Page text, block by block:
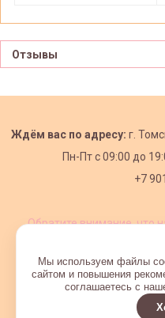
Отзывы
Ждём вас по адресу: г.
Пн-Пт с09:00 до
+7
Обратите внимание, что
Мы используем файлы
сайтом и повышения
соглашаетесь с